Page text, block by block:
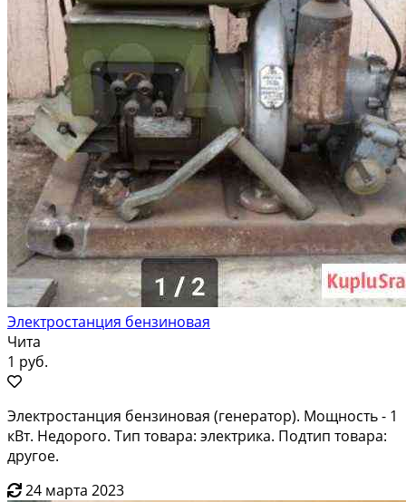
Электростанция бензиновая
Чита
1 руб.
Электростанция бензиновая (генератор). Мощность - 1
кВт. Недорого. Тип товара: электрика. Подтип товара:
другое.
24 марта 2023